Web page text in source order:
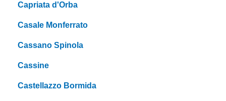
Capriata d'Orba
Casale Monferrato
Cassano Spinola
Cassine
Castellazzo Bormida